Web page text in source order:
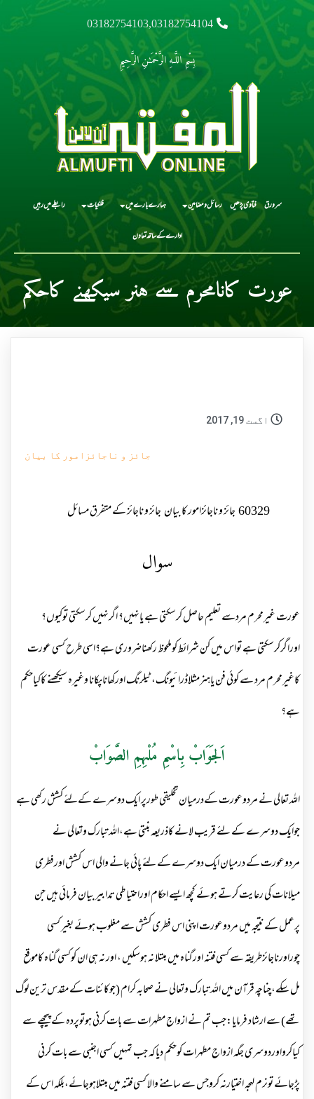
03182754103,03182754104
بِسْمِ اللَّـهِ الرَّحْمَـٰنِ الرَّحِيمِ
سرورق فتاوی پڑھیں رسائل و مضامین ہمارے بارے میں فلکیات رابطے میں رہیں
ادارے کے ساتھ تعاون
عورت کانامحرم سے ہنر سیکھنے کاحکم
اگست 19, 2017
جائز و ناجائزامور کا بیان
60329جائز و ناجائزامور کا بیان جائز و ناجائز کے متفرق مسائل
سوال
عورت غیرمحرم مردسے تعلیم حاصل کرسکتی ہے یانہیں؟ اگرنہیں کرسکتی توکیوں؟
اوراگرکرسکتی ہے تواس میں کن شرائط کوملحوظ رکھناضروری ہے؟اسی طرح کسی عورت
کاغیرمحرم مرد سے کوئی فن یاہنرمثلاڈرائیونگ،ٹیلرنگ اورکھاناپکانا وغیرہ سیکھنے کاکیاحکم
ہے؟
اَلجَوَابْ بِاسْمِ مُلْہِمِ الصَّوَابْ
اللہ تعالی نے مردوعورت کےدرمیان تخلیقی طورپر ایک دوسرے کےلئے کشش رکھی ہے
جوایک دوسرے کے لئے قریب لانے کاذریعہ بنتی ہے،اللہ تبارک وتعالی نے
مردوعورت کے درمیان ایک دوسرے کے لئے پائی جانے والی اس کشش اورفطری
میلانات کی رعایت کرتے ہوئے کچھ ایسے احکام اوراحتیاطی تدابیر بیان فرمائی ہیں جن
پرعمل کے نتیجہ میں مردوعورت اپنی اس فطری کشش سے مغلوب ہوئے بغیر کسی
چوراورناجائزطریقہ سے کسی فتنہ اورگناہ میں مبتلا نہ ہوسکیں ، اور نہ ہی ان کوکسی گناہ کاموقع
مل سکے،چناچہ قرآن میں اللہ تبارک وتعالی نے صحابہ کرام (جوکائنات کے مقدس ترین لوگ
تھے) سے ارشاد فرمایا:جب تم نے ازواج مطہرات سے بات کرنی ہوتوپردہ کے پیچھے سے
کیاکرواوردوسری جگہ ازواج مطہرات کوحکم دیاکہ جب تمہیں کسی اجنبی سے بات کرنی
پڑجائے تونرم لہجہ اختیارنہ کروجس سے سامنے والا کسی فتنہ میں مبتلاہوجائے،بلکہ اس کے